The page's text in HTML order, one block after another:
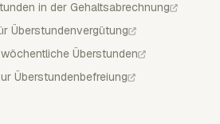
in der Gehaltsabrechnung
Überstundenvergütung
Überstunden
Überstundenbefreiung